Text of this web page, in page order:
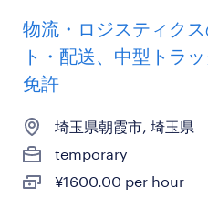
物流・ロジスティク
ト・配送、中型トラ
免許
埼玉県朝霞市, 埼玉県
temporary
¥1600.00 per hour